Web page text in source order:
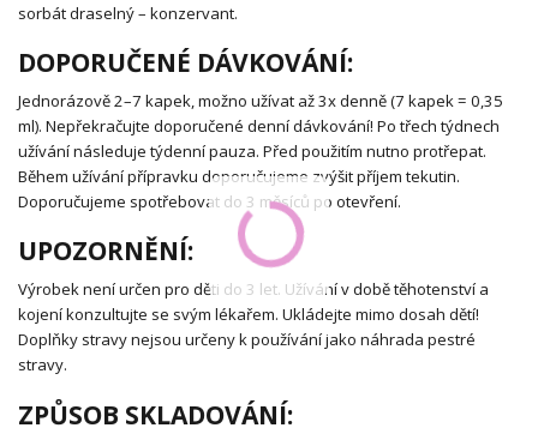
sorbát draselný – konzervant.
DOPORUČENÉ DÁVKOVÁNÍ:
Jednorázově 2–7 kapek, možno užívat až 3x denně (7 kapek = 0,35
ml). Nepřekračujte doporučené denní dávkování! Po třech týdnech
užívání následuje týdenní pauza. Před použitím nutno protřepat.
Během užívání přípravku doporučujeme zvýšit příjem tekutin.
Doporučujeme spotřebovat do 3 měsíců po otevření.
UPOZORNĚNÍ:
Výrobek není určen pro děti do 3 let. Užívání v době těhotenství a
kojení konzultujte se svým lékařem. Ukládejte mimo dosah dětí!
Doplňky stravy nejsou určeny k používání jako náhrada pestré
stravy.
ZPŮSOB SKLADOVÁNÍ: